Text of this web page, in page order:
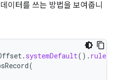
이터를 쓰는 방법을 보여줍니
. systemDefault(). rules
(